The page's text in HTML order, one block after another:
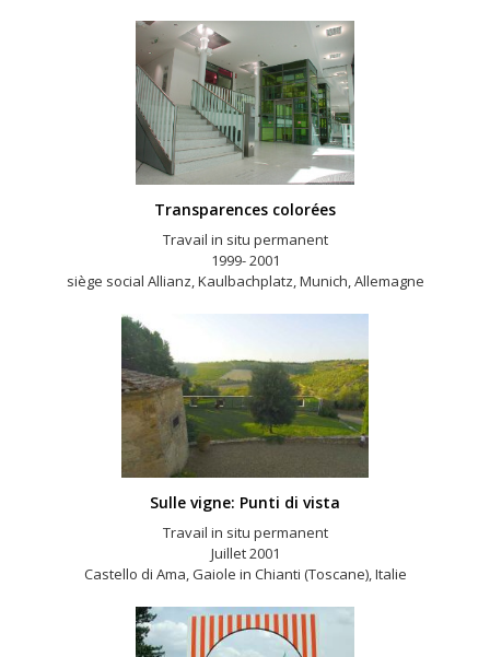
Transparences colorées
Travail in situ permanent
1999- 2001
siège social Allianz, Kaulbachplatz, Munich, Allemagne
Sulle vigne: Punti di vista
Travail in situ permanent
Juillet 2001
Castello di Ama, Gaiole in Chianti (Toscane), Italie